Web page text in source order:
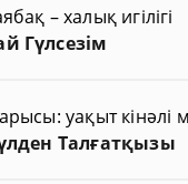
– халық игілігі
Гүлсезім
уақыт кінәлі
Талғатқызы